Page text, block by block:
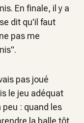
En finale, il y a
dit qu'il faut
pas me
pas joué
le jeu adéquat
: quand les
la balle tôt,